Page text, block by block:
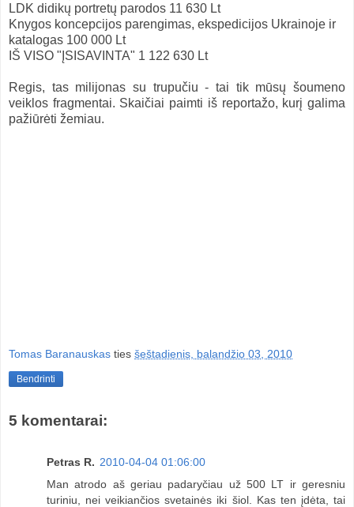
LDK didikų portretų parodos 11 630 Lt
Knygos koncepcijos parengimas, ekspedicijos Ukrainoje ir
katalogas 100 000 Lt
IŠ VISO "ĮSISAVINTA" 1 122 630 Lt
Regis, tas milijonas su trupučiu - tai tik mūsų šoumeno
veiklos fragmentai. Skaičiai paimti iš reportažo, kurį galima
pažiūrėti žemiau.
Tomas Baranauskas ties šeštadienis, balandžio 03, 2010
Bendrinti
5 komentarai:
Petras R. 2010-04-04 01:06:00
Man atrodo aš geriau padaryčiau už 500 LT ir geresniu
turiniu, nei veikiančios svetainės iki šiol. Kas ten įdėta, tai